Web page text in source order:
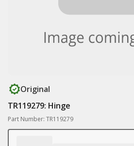
Original
TR119279: Hinge
Part Number: TR119279